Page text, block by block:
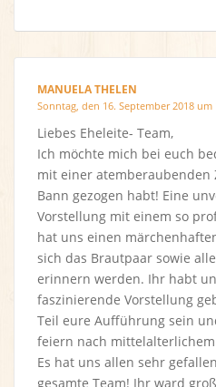
MANUELA THELEN
Sonntag, den 16. September 2018 um
Liebes Eheleite- Team,
Ich möchte mich bei euch
mit einer atemberaubenden
Bann gezogen habt! Eine
Vorstellung mit einem so
hat uns einen
sich das Brautpaar sowie
erinnern werden. Ihr habt
faszinierende Vorstellung
Teil eure Aufführung sein
feiern nach
Es hat uns allen sehr
gesamte Team! Ihr ward